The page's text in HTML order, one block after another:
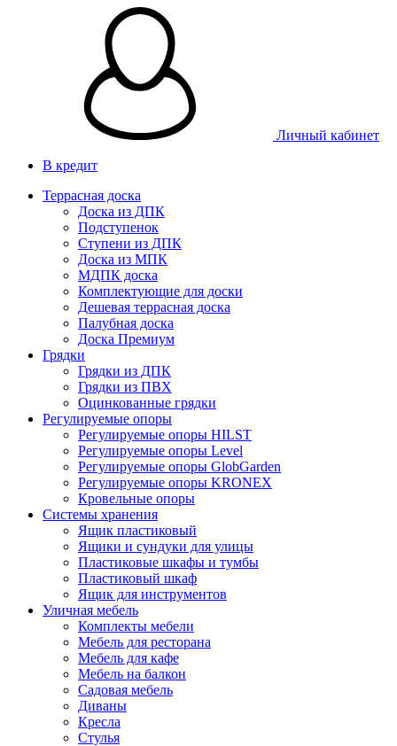
Личный кабинет
В кредит
Террасная доска
Доска из ДПК
Подступенок
Ступени из ДПК
Доска из МПК
МДПК доска
Комплектующие для доски
Дешевая террасная доска
Палубная доска
Доска Премиум
Грядки
Грядки из ДПК
Грядки из ПВХ
Оцинкованные грядки
Регулируемые опоры
Регулируемые опоры HILST
Регулируемые опоры Level
Регулируемые опоры GlobGarden
Регулируемые опоры KRONEX
Кровельные опоры
Системы хранения
Ящик пластиковый
Ящики и сундуки для улицы
Пластиковые шкафы и тумбы
Пластиковый шкаф
Ящик для инструментов
Уличная мебель
Комплекты мебели
Мебель для ресторана
Мебель для кафе
Мебель на балкон
Садовая мебель
Диваны
Кресла
Стулья